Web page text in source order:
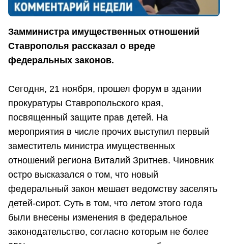
Замминистра имущественных отношений
Ставрополья рассказал о вреде
федеральных законов.
Сегодня, 21 ноября, прошел форум в здании
прокуратуры Ставропольского края,
посвященный защите прав детей. На
мероприятия в числе прочих выступил первый
заместитель министра имущественных
отношений региона Виталий Зритнев. Чиновник
остро высказался о том, что новый
федеральный закон мешает ведомству заселять
детей-сирот. Суть в том, что летом этого года
были внесены изменения в федеральное
законодательство, согласно которым не более